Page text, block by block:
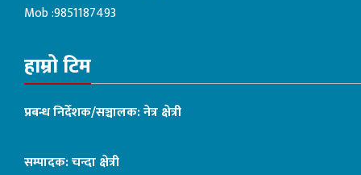
Mob :9851187493
हाम्रो टिम
प्रबन्ध निर्देशक/सञ्चालक: नेत्र क्षेत्री
सम्पादक: चन्दा क्षेत्री